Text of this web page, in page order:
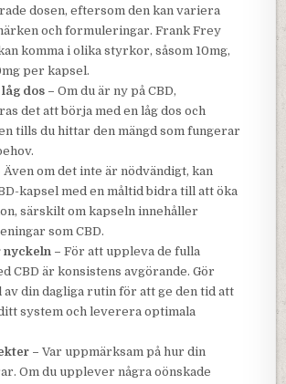
dosen, eftersom den kan variera
och formuleringar. Frank Frey
komma i olika styrkor, såsom 10mg,
per kapsel.
dos – Om du är ny på CBD,
det att börja med en låg dos och
tills du hittar den mängd som fungerar
Även om det inte är nödvändigt, kan
kapsel med en måltid bidra till att öka
särskilt om kapseln innehåller
som CBD.
nyckeln – För att uppleva de fulla
CBD är konsistens avgörande. Gör
av din dagliga rutin för att ge den tid att
system och leverera optimala
– Var uppmärksam på hur din
Om du upplever några oönskade